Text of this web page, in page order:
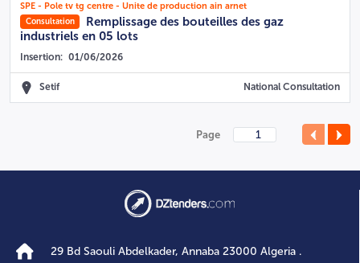
SPE - Pole tv tg centre - Unite de production ain arnet
Consultation
Remplissage des bouteilles des gaz
industriels en 05 lots
Insertion: 01/06/2026
Setif National Consultation
Page
29 Bd Saouli Abdelkader, Annaba 23000 Algeria .